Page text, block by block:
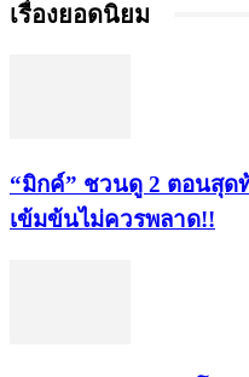
เรื่องยอดนิยม
“มิกค์” ชวนดู 2 ตอนสุด
เข้มข้นไม่ควรพลาด!!